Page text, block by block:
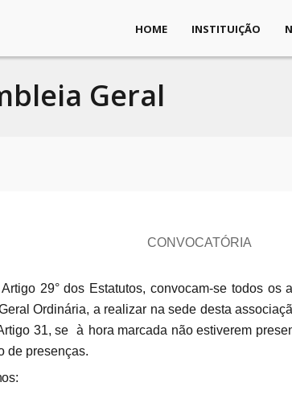
HOME INSTITUIÇÃO
Geral
CONVOCATÓRIA
29° dos Estatutos, convocam-se todos os
Ordinária, a realizar na sede desta
31, se à hora marcada não estiverem
de presenças.